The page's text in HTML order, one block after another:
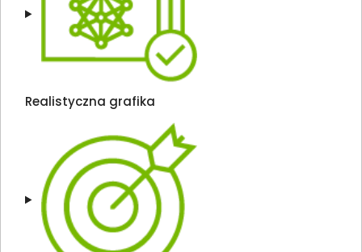
Realistyczna grafika